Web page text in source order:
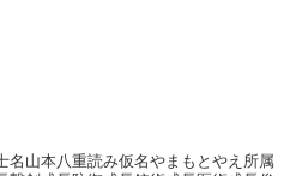
名山本八重読み仮名やまもとやえ所属